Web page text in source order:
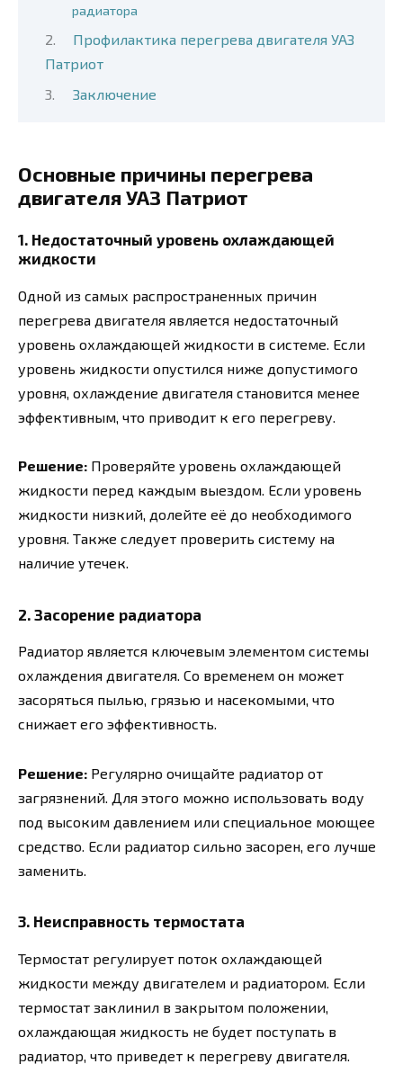
радиатора
Профилактика перегрева двигателя УАЗ
Патриот
Заключение
Основные причины перегрева
двигателя УАЗ Патриот
1. Недостаточный уровень охлаждающей
жидкости
Одной из самых распространенных причин
перегрева двигателя является недостаточный
уровень охлаждающей жидкости в системе. Если
уровень жидкости опустился ниже допустимого
уровня, охлаждение двигателя становится менее
эффективным, что приводит к его перегреву.
Решение: Проверяйте уровень охлаждающей
жидкости перед каждым выездом. Если уровень
жидкости низкий, долейте её до необходимого
уровня. Также следует проверить систему на
наличие утечек.
2. Засорение радиатора
Радиатор является ключевым элементом системы
охлаждения двигателя. Со временем он может
засоряться пылью, грязью и насекомыми, что
снижает его эффективность.
Решение: Регулярно очищайте радиатор от
загрязнений. Для этого можно использовать воду
под высоким давлением или специальное моющее
средство. Если радиатор сильно засорен, его лучше
заменить.
3. Неисправность термостата
Термостат регулирует поток охлаждающей
жидкости между двигателем и радиатором. Если
термостат заклинил в закрытом положении,
охлаждающая жидкость не будет поступать в
радиатор, что приведет к перегреву двигателя.